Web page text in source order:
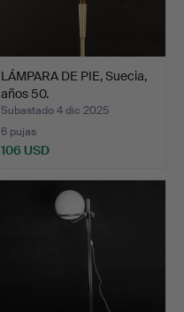
LÁMPARA DE PIE, Suecia,
años 50.
Subastado 4 dic 2025
6 pujas
106 USD